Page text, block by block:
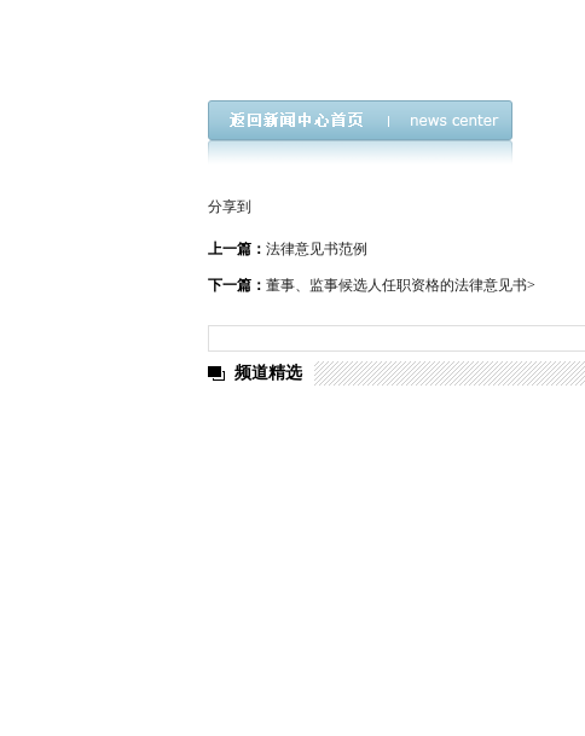
分享到
上一篇： 法律意见书范例
下一篇： 董事、监事候选人任职资格的法律意见书>
频道精选